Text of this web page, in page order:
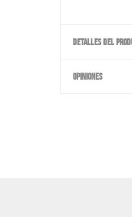
DETALLES DEL
OPINIONES